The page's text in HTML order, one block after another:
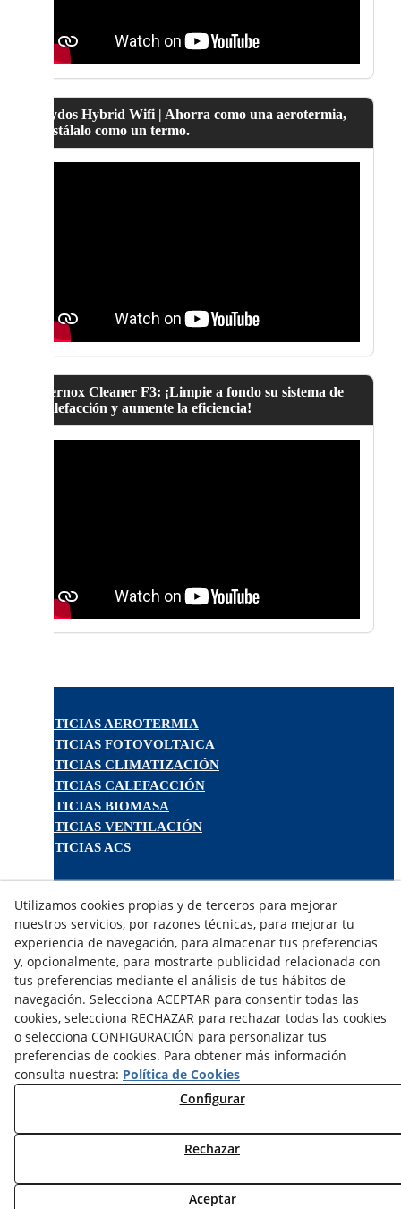
Lydos Hybrid Wifi | Ahorra como una aerotermia,
instálalo como un termo.
Fernox Cleaner F3: ¡Limpie a fondo su sistema de
calefacción y aumente la eficiencia!
NOTICIAS AEROTERMIA
NOTICIAS FOTOVOLTAICA
NOTICIAS CLIMATIZACIÓN
NOTICIAS CALEFACCIÓN
NOTICIAS BIOMASA
NOTICIAS VENTILACIÓN
NOTICIAS ACS
NOVEDADES
MI CUENTA
CONTÁCTANOS
DEVOLUCIONES
TRABAJA CON NOSOTROS
¿QUIENES SOMOS?
POLÍTICA DE PRIVACIDAD
DERECHO DESISITIMIENTO
CONDICIONES COMPRA
Utilizamos cookies propias y de terceros para mejorar
nuestros servicios, por razones técnicas, para mejorar tu
experiencia de navegación, para almacenar tus preferencias
y, opcionalmente, para mostrarte publicidad relacionada con
tus preferencias mediante el análisis de tus hábitos de
navegación. Selecciona ACEPTAR para consentir todas las
cookies, selecciona RECHAZAR para rechazar todas las cookies
o selecciona CONFIGURACIÓN para personalizar tus
preferencias de cookies. Para obtener más información
consulta nuestra: Política de Cookies
Configurar
Rechazar
Aceptar